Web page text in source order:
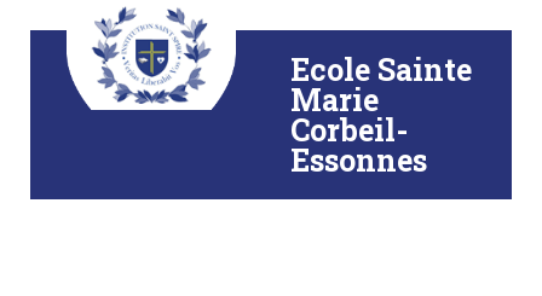
contenu.
Ecole Sainte
Marie
Corbeil-
Essonnes